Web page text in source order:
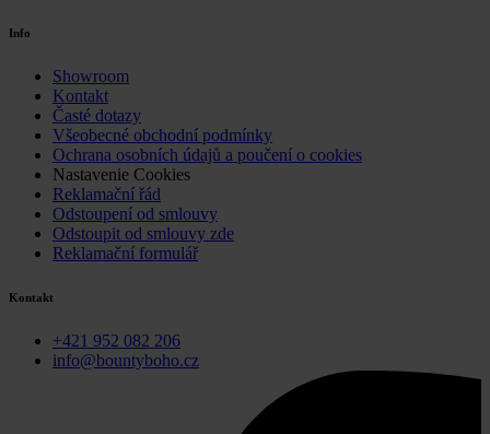
Info
Showroom
Kontakt
Časté dotazy
Všeobecné obchodní podmínky
Ochrana osobních údajů a poučení o cookies
Nastavenie Cookies
Reklamační řád
Odstoupení od smlouvy
Odstoupit od smlouvy zde
Reklamační formulář
Kontakt
+421 952 082 206
info@bountyboho.cz